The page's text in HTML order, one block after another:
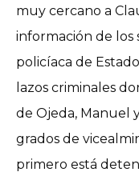
muy cercano a
información de los
policíaca de
lazos criminales
de Ojeda, Manuel
grados de
primero está